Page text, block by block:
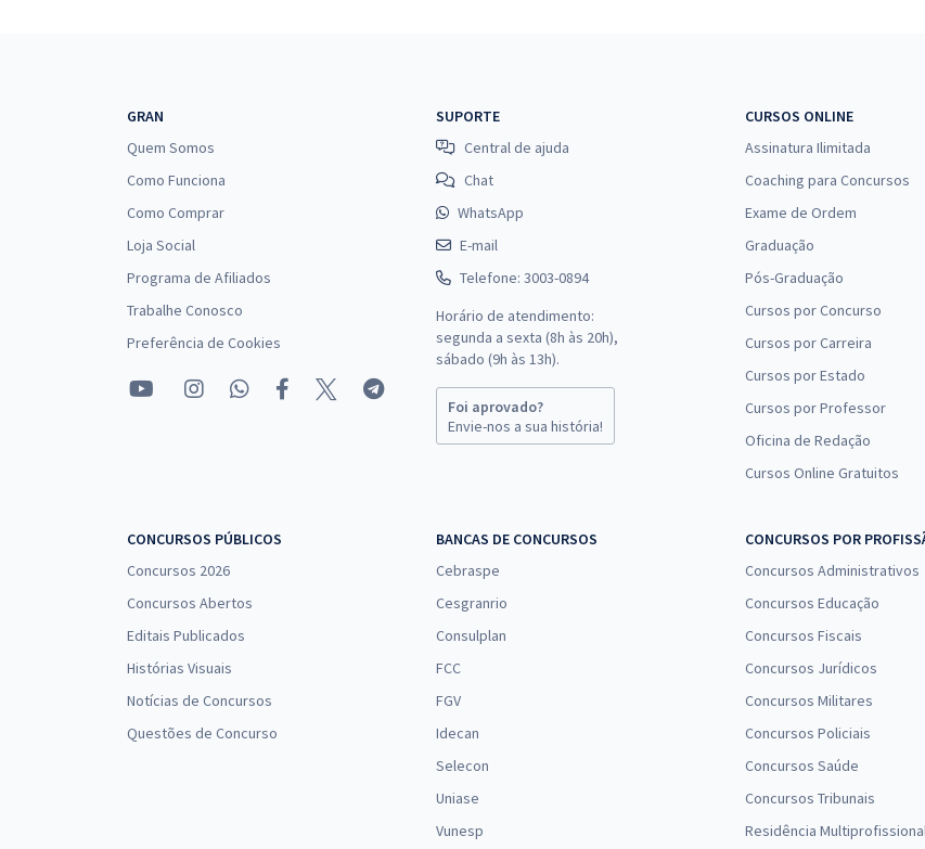
GRAN
Quem Somos
Como Funciona
Como Comprar
Loja Social
Programa de Afiliados
Trabalhe Conosco
Preferência de Cookies
SUPORTE
Central de ajuda
Chat
WhatsApp
E-mail
Telefone: 3003-0894
Horário de atendimento:
segunda a sexta (8h às 20h),
sábado (9h às 13h).
Foi aprovado?
Envie-nos a sua história!
CURSOS ONLINE
Assinatura Ilimitada
Coaching para Concursos
Exame de Ordem
Graduação
Pós-Graduação
Cursos por Concurso
Cursos por Carreira
Cursos por Estado
Cursos por Professor
Oficina de Redação
Cursos Online Gratuitos
CONCURSOS PÚBLICOS
Concursos 2026
Concursos Abertos
Editais Publicados
Histórias Visuais
Notícias de Concursos
Questões de Concurso
BANCAS DE CONCURSOS
Cebraspe
Cesgranrio
Consulplan
FCC
FGV
Idecan
Selecon
Uniase
Vunesp
CONCURSOS POR
Concursos Administrativos
Concursos Educação
Concursos Fiscais
Concursos Jurídicos
Concursos Militares
Concursos Policiais
Concursos Saúde
Concursos Tribunais
Residência